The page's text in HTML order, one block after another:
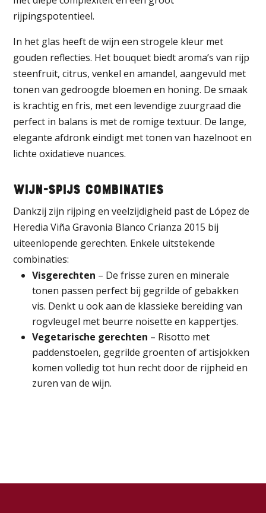
rijpingspotentieel.
In het glas heeft de wijn een strogele kleur met
gouden reflecties. Het bouquet biedt aroma’s van rijp
steenfruit, citrus, venkel en amandel, aangevuld met
tonen van gedroogde bloemen en honing. De smaak
is krachtig en fris, met een levendige zuurgraad die
perfect in balans is met de romige textuur. De lange,
elegante afdronk eindigt met tonen van hazelnoot en
lichte oxidatieve nuances.
Wijn-Spijs Combinaties
Dankzij zijn rijping en veelzijdigheid past de López de
Heredia Viña Gravonia Blanco Crianza 2015 bij
uiteenlopende gerechten. Enkele uitstekende
combinaties:
Visgerechten – De frisse zuren en minerale
tonen passen perfect bij gegrilde of gebakken
vis. Denkt u ook aan de klassieke bereiding van
rogvleugel met beurre noisette en kappertjes.
Vegetarische gerechten – Risotto met
paddenstoelen, gegrilde groenten of artisjokken
komen volledig tot hun recht door de rijpheid en
zuren van de wijn.